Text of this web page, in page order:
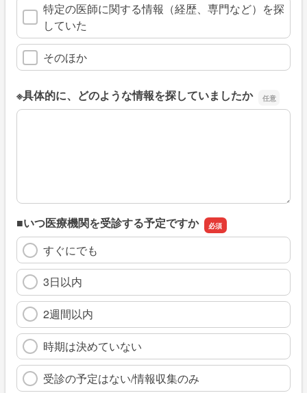
特定の医師に関する情報（経歴、専門など）を探
していた
そのほか
※具体的に、どのような情報を探していましたか
※具体的に、どのような情報を探していましたか
■いつ医療機関を受診する予定ですか
すぐにでも
3日以内
2週間以内
時期は決めていない
受診の予定はない/情報収集のみ